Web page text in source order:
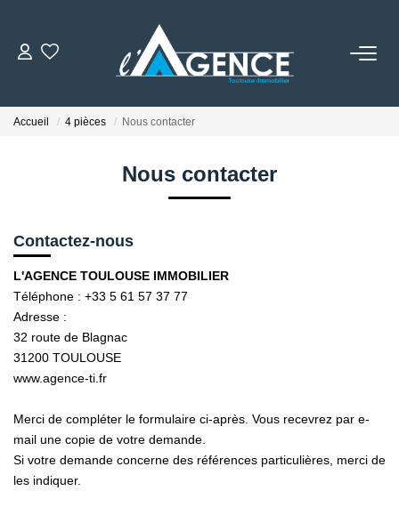
Qui Sommes Nous
NOS BIENS VENDUS
CONTACT
Accueil 4 pièces Nous contacter
Nous contacter
Contactez-nous
L'AGENCE TOULOUSE IMMOBILIER
Téléphone : +33 5 61 57 37 77
Adresse :
32 route de Blagnac
31200 TOULOUSE
www.agence-ti.fr
Merci de compléter le formulaire ci-après. Vous recevrez par e-
mail une copie de votre demande.
Si votre demande concerne des références particulières, merci de
les indiquer.